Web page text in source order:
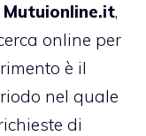
Mutuionline.it,
online per
è il
nel quale
di